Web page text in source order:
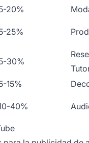
20%
25%
30%
15%
40%